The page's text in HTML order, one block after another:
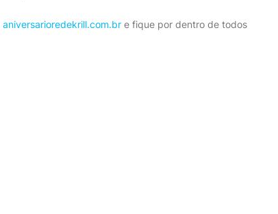
aniversarioredekrill.com.br e fique por dentro de todos